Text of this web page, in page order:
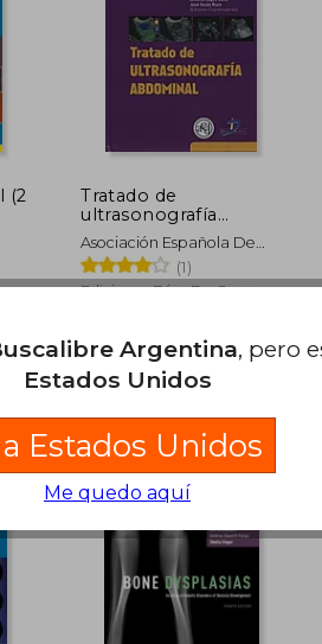
dcto. $
(2
Tratado de
ultrasonografía
abdominal
Asociación Española De
Ecografía Digestiva
(1)
Ediciones Díaz De Santos,
Argentina, pero
Estados Unidos
Estados Unidos
Me quedo aquí